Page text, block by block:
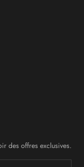
des offres exclusives.